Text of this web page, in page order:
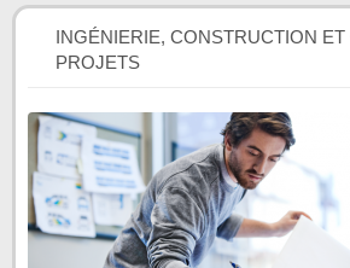
INGÉNIERIE, CONSTRUCTION
PROJETS